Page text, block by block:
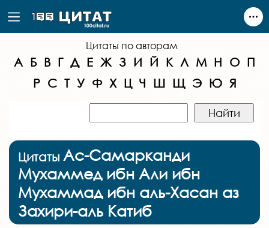
Цитаты по авторам
А Б В Г Д Е Ж З И Й К Л М Н О П
Р С Т У Ф Х Ц Ч Ш Щ Э Ю Я
Цитаты Ас-Самарканди
Мухаммед ибн Али ибн
Мухаммад ибн аль-Хасан аз
Захири-аль Катиб